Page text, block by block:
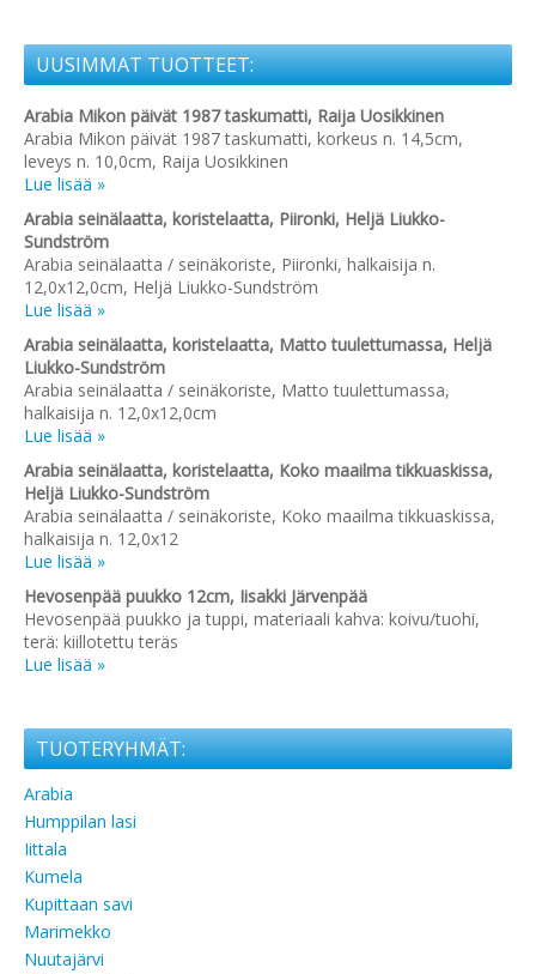
UUSIMMAT TUOTTEET:
Arabia Mikon päivät 1987 taskumatti, Raija Uosikkinen
Arabia Mikon päivät 1987 taskumatti, korkeus n. 14,5cm,
leveys n. 10,0cm, Raija Uosikkinen
Lue lisää »
Arabia seinälaatta, koristelaatta, Piironki, Heljä Liukko-
Sundström
Arabia seinälaatta / seinäkoriste, Piironki, halkaisija n.
12,0x12,0cm, Heljä Liukko-Sundström
Lue lisää »
Arabia seinälaatta, koristelaatta, Matto tuulettumassa, Heljä
Liukko-Sundström
Arabia seinälaatta / seinäkoriste, Matto tuulettumassa,
halkaisija n. 12,0x12,0cm
Lue lisää »
Arabia seinälaatta, koristelaatta, Koko maailma tikkuaskissa,
Heljä Liukko-Sundström
Arabia seinälaatta / seinäkoriste, Koko maailma tikkuaskissa,
halkaisija n. 12,0x12
Lue lisää »
Hevosenpää puukko 12cm, Iisakki Järvenpää
Hevosenpää puukko ja tuppi, materiaali kahva: koivu/tuohi,
terä: kiillotettu teräs
Lue lisää »
TUOTERYHMÄT:
Arabia
Humppilan lasi
Iittala
Kumela
Kupittaan savi
Marimekko
Nuutajärvi